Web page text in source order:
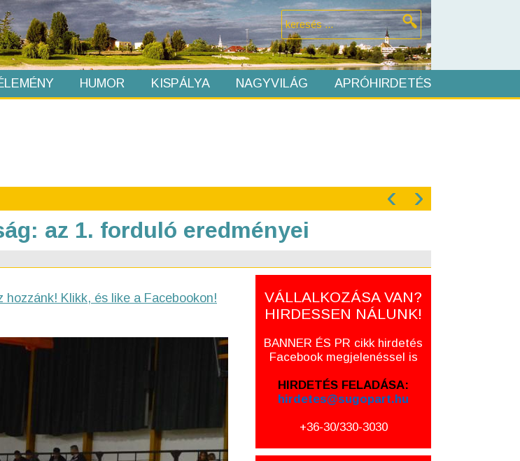
HUMOR KISPÁLYA NAGYVILÁG APRÓHIRDETÉS
‹ ›
az 1. forduló eredményei
Klikk, és like a Facebookon!
VÁLLALKOZÁSA VAN?
HIRDESSEN NÁLUNK!
BANNER ÉS PR cikk hirdetés
Facebook megjelenéssel is
HIRDETÉS FELADÁSA:
hirdetes@sugopart.hu
+36-30/330-3030